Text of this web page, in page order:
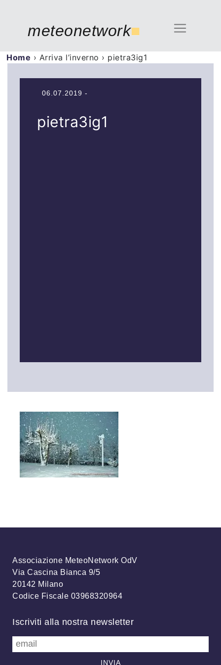
meteonetwork■
Home › Arriva l’inverno › pietra3ig1
06.07.2019 -
pietra3ig1
Associazione MeteoNetwork OdV
Via Cascina Bianca 9/5
20142 Milano
Codice Fiscale 03968320964
Iscriviti alla nostra newsletter